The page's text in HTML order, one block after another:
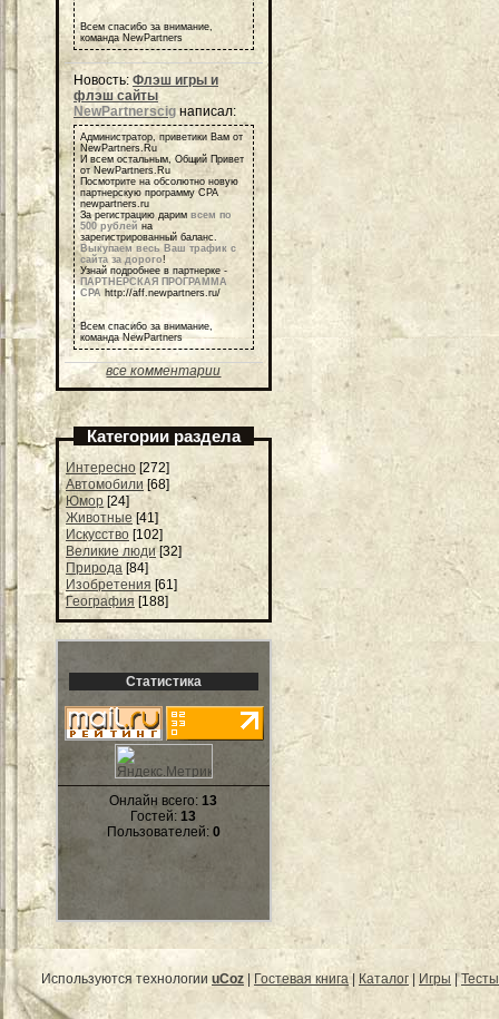
Всем спасибо за внимание,
команда NewPartners
Новость: Флэш игры и
флэш сайты
NewPartnerscigнаписал:
Администратор, приветики Вам от
NewPartners.Ru
И всем остальным, Общий Привет
от NewPartners.Ru
Посмотрите на обсолютно новую
партнерскую программу СРА
newpartners.ru
За регистрацию дарим всем по
500 рублей на
зарегистрированный баланс.
Выкупаем весь Ваш трафик с
сайта за дорого!
Узнай подробнее в партнерке -
ПАРТНЕРСКАЯ ПРОГРАММА
СРА http://aff.newpartners.ru/
Всем спасибо за внимание,
команда NewPartners
все комментарии
Категории раздела
Интересно [272]
Автомобили [68]
Юмор [24]
Животные [41]
Искусство [102]
Великие люди [32]
Природа [84]
Изобретения [61]
География [188]
Статистика
Онлайн всего:13
Гостей:13
Пользователей: 0
Используются технологии uCoz Гостевая книга| Каталог Игры |Тесты